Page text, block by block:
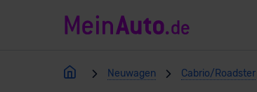
Neuwagen Cabrio/Roadster